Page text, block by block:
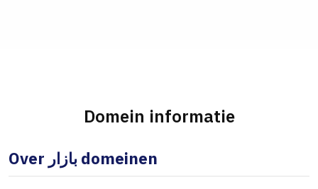
Domein informatie
Over بازار domeinen